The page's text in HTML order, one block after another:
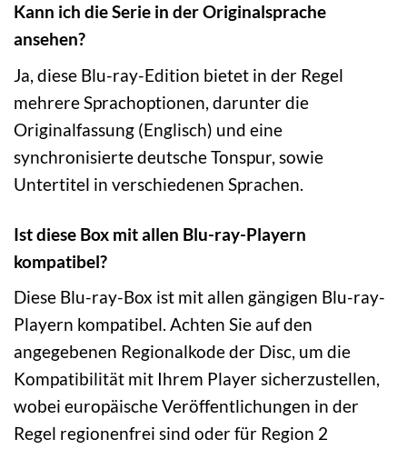
Kann ich die Serie in der Originalsprache
ansehen?
Ja, diese Blu-ray-Edition bietet in der Regel
mehrere Sprachoptionen, darunter die
Originalfassung (Englisch) und eine
synchronisierte deutsche Tonspur, sowie
Untertitel in verschiedenen Sprachen.
Ist diese Box mit allen Blu-ray-Playern
kompatibel?
Diese Blu-ray-Box ist mit allen gängigen Blu-ray-
Playern kompatibel. Achten Sie auf den
angegebenen Regionalkode der Disc, um die
Kompatibilität mit Ihrem Player sicherzustellen,
wobei europäische Veröffentlichungen in der
Regel regionenfrei sind oder für Region 2